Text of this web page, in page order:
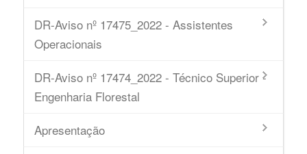
DR-Aviso nº 17475_2022 - Assistentes
Operacionais
DR-Aviso nº 17474_2022 - Técnico Superior -
Engenharia Florestal
Apresentação